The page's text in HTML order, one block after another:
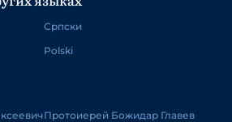
Српски
Polski
Протоиерей Божидар Главев